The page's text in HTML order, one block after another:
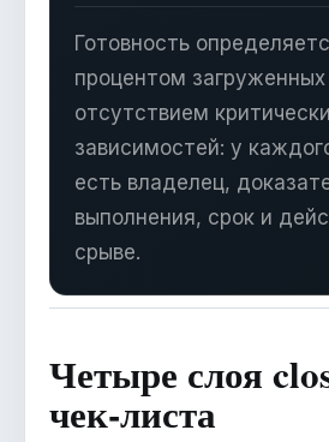
Готовность
процентом
отсутствием
зависимостей: у
есть владелец,
выполнения, срок и
срыве.
Четыре слоя
чек-листа